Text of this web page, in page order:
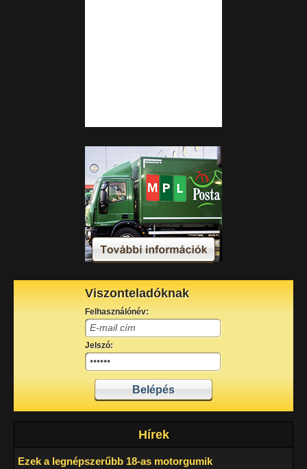
Viszonteladóknak
Felhasználónév:
Jelszó:
Hírek
Ezek a legnépszerűbb 18-as motorgumik